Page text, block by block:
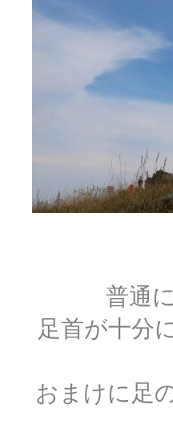
普通
足首が十分
おまけに足